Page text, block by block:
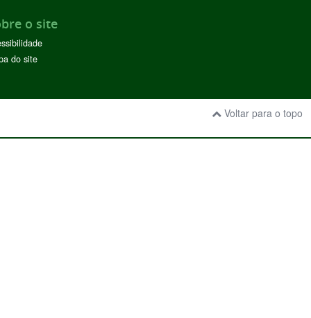
o site
do site
Voltar para o topo